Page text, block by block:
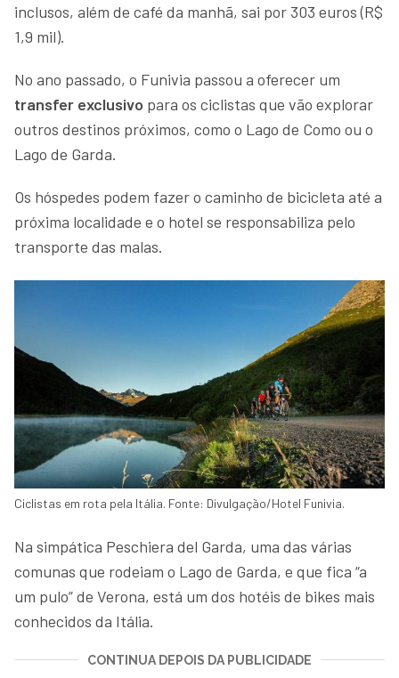
inclusos, além de café da manhã, sai por 303 euros (R$
1,9 mil).
No ano passado, o Funivia passou a oferecer um
transfer exclusivo para os ciclistas que vão explorar
outros destinos próximos, como o Lago de Como ou o
Lago de Garda.
Os hóspedes podem fazer o caminho de bicicleta até a
próxima localidade e o hotel se responsabiliza pelo
transporte das malas.
Ciclistas em rota pela Itália. Fonte: Divulgação/Hotel Funivia.
Na simpática Peschiera del Garda, uma das várias
comunas que rodeiam o Lago de Garda, e que fica “a
um pulo” de Verona, está um dos hotéis de bikes mais
conhecidos da Itália.
CONTINUA DEPOIS DA PUBLICIDADE